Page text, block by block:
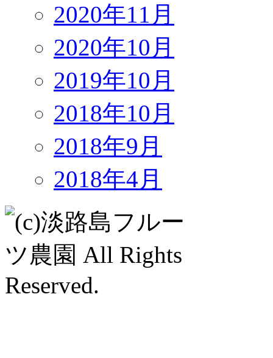
2020年11月
2020年10月
2019年10月
2018年10月
2018年9月
2018年4月